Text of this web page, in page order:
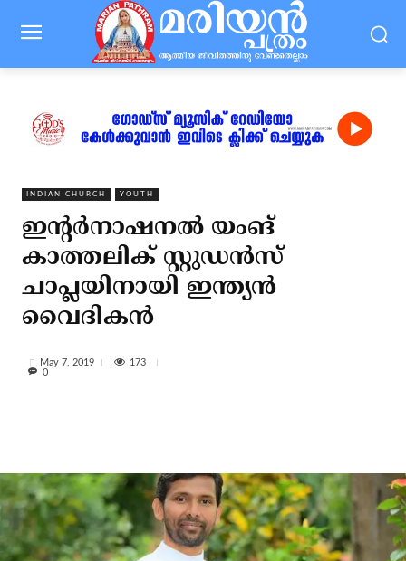
INDIAN CHURCH YOUTH
ഇന്റര്‍നാഷനല്‍ യംങ്
കാത്തലിക് സ്റ്റുഡന്‍സ്
ചാപ്ലയിനായി ഇന്ത്യന്‍
വൈദികന്‍
May 7, 2019
173
0